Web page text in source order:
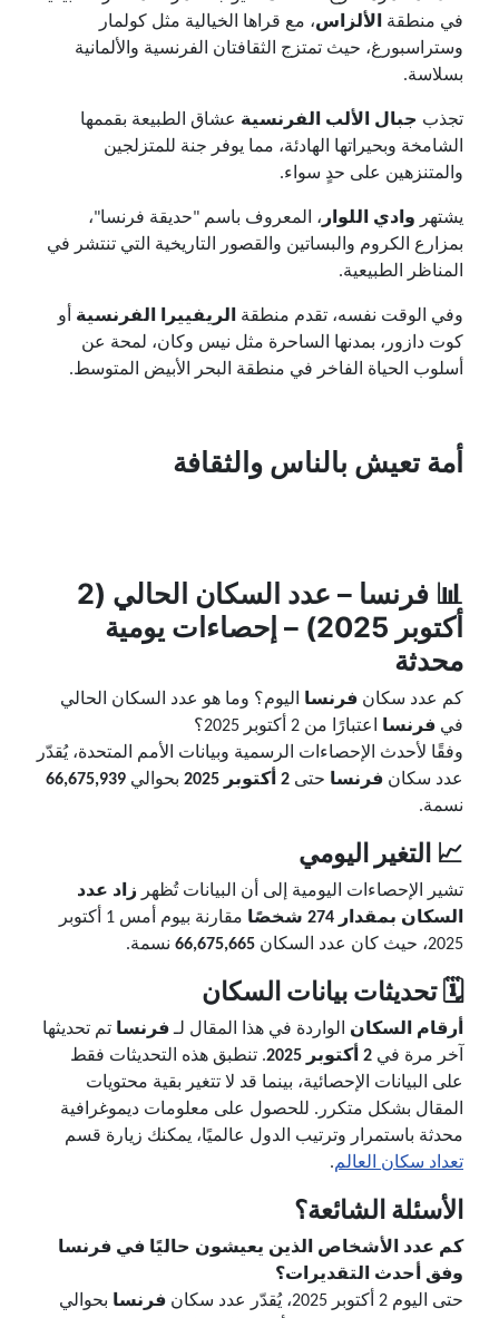
في منطقة الألزاس، مع قراها الخيالية مثل كولمار
وستراسبورغ، حيث تمتزج الثقافتان الفرنسية والألمانية
بسلاسة.
تجذب جبال الألب الفرنسية عشاق الطبيعة بقممها
الشامخة وبحيراتها الهادئة، مما يوفر جنة للمتزلجين
والمتنزهين على حدٍ سواء.
يشتهر وادي اللوار ، المعروف باسم "حديقة فرنسا"،
بمزارع الكروم والبساتين والقصور التاريخية التي تنتشر في
المناظر الطبيعية.
وفي الوقت نفسه، تقدم منطقة الريفييرا الفرنسية أو
كوت دازور، بمدنها الساحرة مثل نيس وكان، لمحة عن
أسلوب الحياة الفاخر في منطقة البحر الأبيض المتوسط.
أمة تعيش بالناس والثقافة
📊 فرنسا
– عدد السكان الحالي (2
أكتوبر 2025) – إحصاءات يومية
محدثة
كم عدد سكان فرنسا اليوم؟ وما هو عدد السكان الحالي
في فرنسا اعتبارًا من 2 أكتوبر 2025؟
وفقًا لأحدث الإحصاءات الرسمية وبيانات الأمم المتحدة، يُقدّر
عدد سكان فرنسا حتى 2 أكتوبر 2025 بحوالي 66,675,939
نسمة.
📈 التغير اليومي
تشير الإحصاءات اليومية إلى أن البيانات تُظهر زاد عدد
السكان بمقدار 274 شخصًا
مقارنة بيوم أمس 1 أكتوبر
2025، حيث كان عدد السكان
66,675,665 نسمة.
🗓️ تحديثات بيانات السكان
أرقام السكان الواردة في هذا المقال لـفرنسا تم تحديثها
آخر مرة في 2 أكتوبر 2025
. تنطبق هذه التحديثات فقط
على البيانات الإحصائية، بينما قد لا تتغير بقية محتويات
المقال بشكل متكرر. للحصول على معلومات ديموغرافية
محدثة باستمرار وترتيب الدول عالميًا، يمكنك زيارة قسم
تعداد سكان العالم.
الأسئلة الشائعة؟
كم عدد الأشخاص الذين يعيشون حاليًا في فرنسا
وفق أحدث التقديرات؟
حتى اليوم 2 أكتوبر 2025، يُقدّر عدد سكان
فرنسا بحوالي